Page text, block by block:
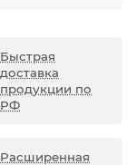
Быстрая
доставка
продукции по
РФ
Расширенная